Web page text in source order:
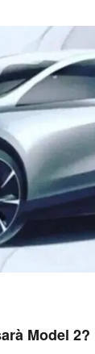
Model 2?